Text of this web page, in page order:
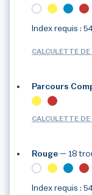
Index requis :
CALCULETTE DE
Parcours
CALCULETTE DE
Rouge — 18
Index requis :